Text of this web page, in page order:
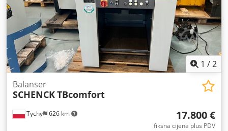
1 /2
Tychy 626 km
Balanser
SCHENCKTBcomfort
17.800 €
fiksna cijena plus PDV